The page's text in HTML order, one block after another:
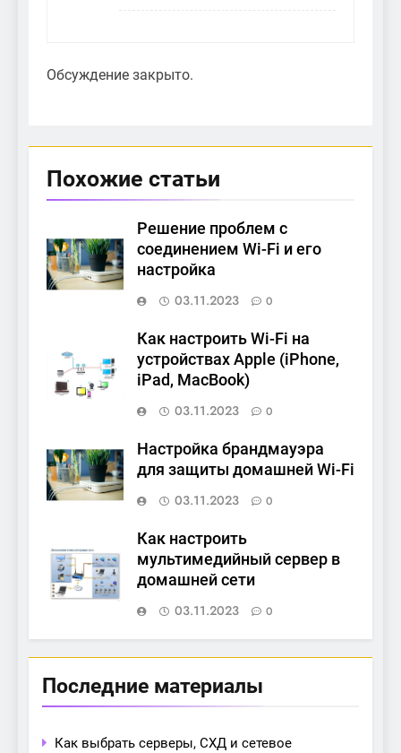
Обсуждение закрыто.
Похожие статьи
Решение проблем с
соединением Wi-Fi и его
настройка
03.11.2023
0
Как настроить Wi-Fi на
устройствах Apple (iPhone,
iPad, MacBook)
03.11.2023
0
Настройка брандмауэра
для защиты домашней Wi-Fi
03.11.2023
0
Как настроить
мультимедийный сервер в
домашней сети
03.11.2023
0
Последние материалы
Как выбрать серверы, СХД и сетевое